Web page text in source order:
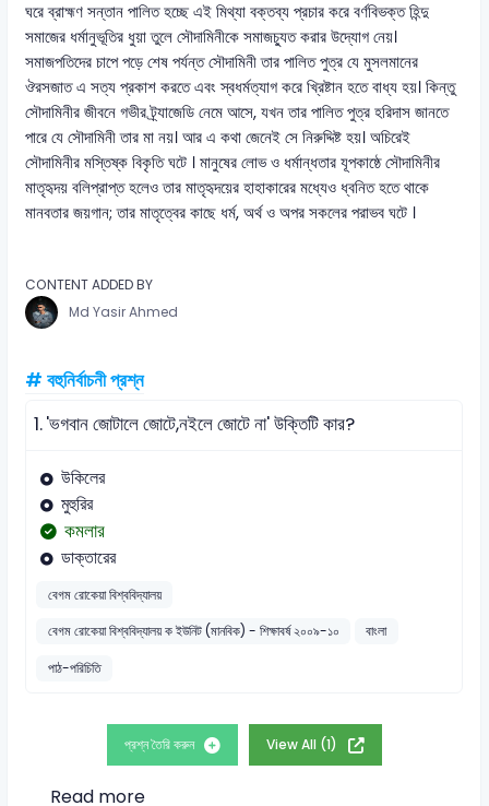
ঘরে ব্রাহ্মণ সন্তান পালিত হচ্ছে এই মিথ্যা বক্তব্য প্রচার করে বর্ণবিভক্ত হিন্দু
সমাজের ধর্মানুভূতির ধুয়া তুলে সৌদামিনীকে সমাজচ্যুত করার উদ্যোগ নেয়।
সমাজপতিদের চাপে পড়ে শেষ পর্যন্ত সৌদামিনী তার পালিত পুত্র যে মুসলমানের
ঔরসজাত এ সত্য প্রকাশ করতে এবং স্বধর্মত্যাগ করে খ্রিষ্টান হতে বাধ্য হয়। কিন্তু
সৌদামিনীর জীবনে গভীর ট্র্যাজেডি নেমে আসে, যখন তার পালিত পুত্র হরিদাস জানতে
পারে যে সৌদামিনী তার মা নয়। আর এ কথা জেনেই সে নিরুদ্দিষ্ট হয়। অচিরেই
সৌদামিনীর মস্তিষ্ক বিকৃতি ঘটে । মানুষের লোভ ও ধর্মান্ধতার যূপকাষ্ঠে সৌদামিনীর
মাতৃহৃদয় বলিপ্রাপ্ত হলেও তার মাতৃহৃদয়ের হাহাকারের মধ্যেও ধ্বনিত হতে থাকে
মানবতার জয়গান; তার মাতৃত্বের কাছে ধর্ম, অর্থ ও অপর সকলের পরাভব ঘটে ।
CONTENT ADDED BY
Md Yasir Ahmed
# বহুনির্বাচনী প্রশ্ন
1.'ভগবান জোটালে জোটে,নইলে জোটে না' উক্তিটি কার?
উকিলের
মুহুরির
কমলার
ডাক্তারের
বেগম রোকেয়া বিশ্ববিদ্যালয়
বেগম রোকেয়া বিশ্ববিদ্যালয় ক ইউনিট (মানবিক) - শিক্ষাবর্ষ ২০০৯-১০
বাংলা
পাঠ-পরিচিতি
প্রশ্ন তৈরি করুন View All (1)
Read more